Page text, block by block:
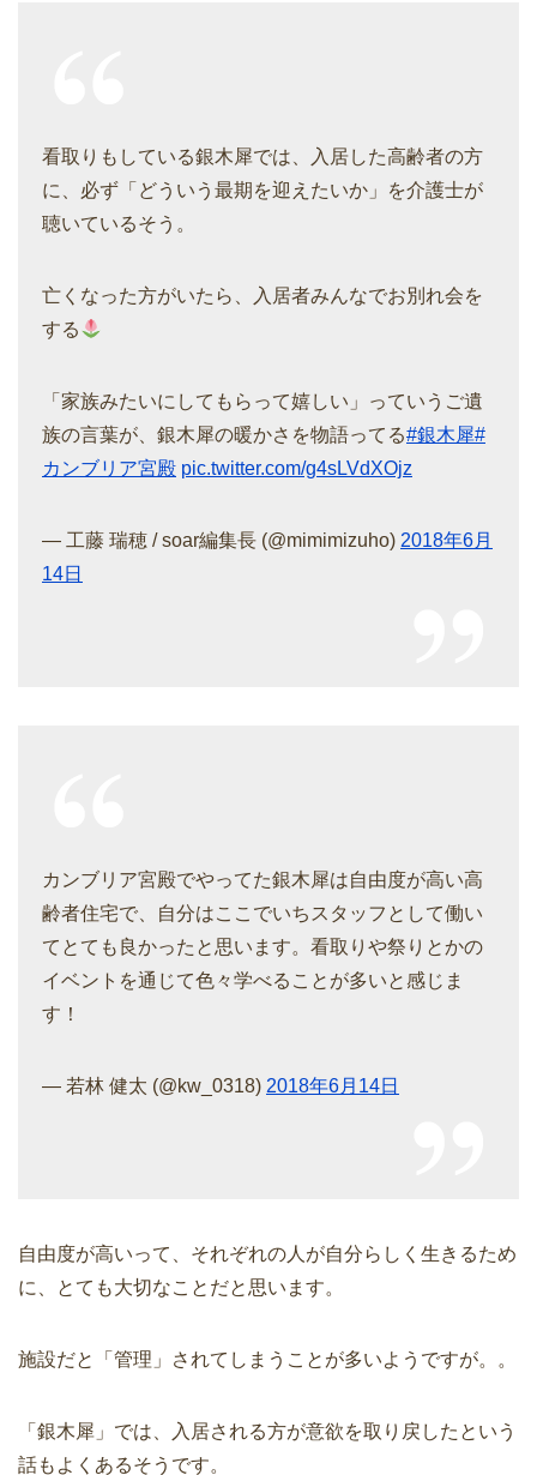
看取りもしている銀木犀では、入居した高齢者の方
に、必ず「どういう最期を迎えたいか」を介護士が
聴いているそう。
亡くなった方がいたら、入居者みんなでお別れ会を
する
「家族みたいにしてもらって嬉しい」っていうご遺
族の言葉が、銀木犀の暖かさを物語ってる#銀木犀#
カンブリア宮殿 pic.twitter.com/g4sLVdXOjz
— 工藤 瑞穂 / soar編集長 (@mimimizuho) 2018年6月
14日
カンブリア宮殿でやってた銀木犀は自由度が高い高
齢者住宅で、自分はここでいちスタッフとして働い
てとても良かったと思います。看取りや祭りとかの
イベントを通じて色々学べることが多いと感じま
す！
— 若林 健太 (@kw_0318) 2018年6月14日
自由度が高いって、それぞれの人が自分らしく生きるため
に、とても大切なことだと思います。
施設だと「管理」されてしまうことが多いようですが。。
「銀木犀」では、入居される方が意欲を取り戻したという
話もよくあるそうです。